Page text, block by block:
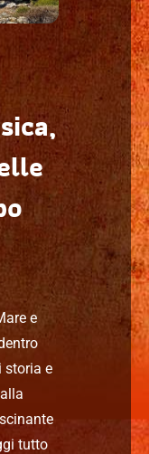
e
storia e
tutto